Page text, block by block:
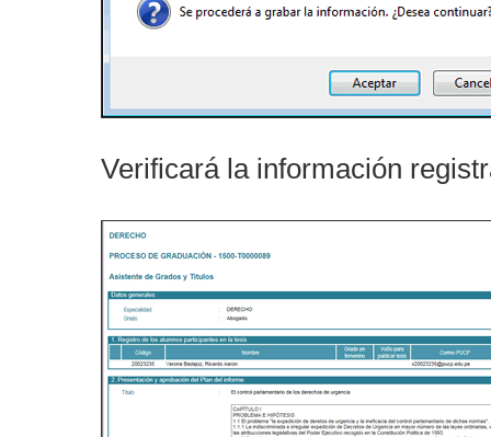
Verificará la información